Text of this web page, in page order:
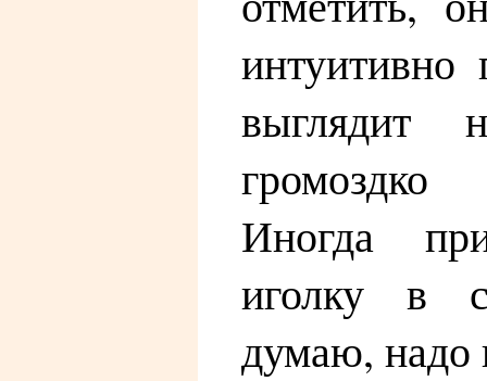
интуитивно
выглядит
Иногда
иголку в
думаю, надо